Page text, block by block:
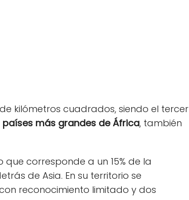
kilómetros cuadrados, siendo el tercer
países más grandes de África, también
que corresponde a un 15% de la
de Asia. En su territorio se
reconocimiento limitado y dos